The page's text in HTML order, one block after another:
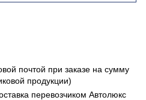
почтой при заказе на сумму
продукции)
перевозчиком Автолюкс